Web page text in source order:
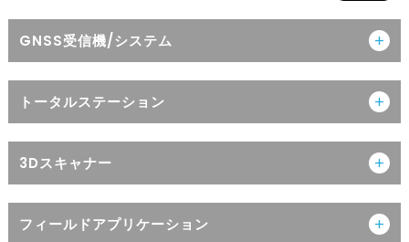
GNSS受信機/システム
トータルステーション
3Dスキャナー
フィールドアプリケーション